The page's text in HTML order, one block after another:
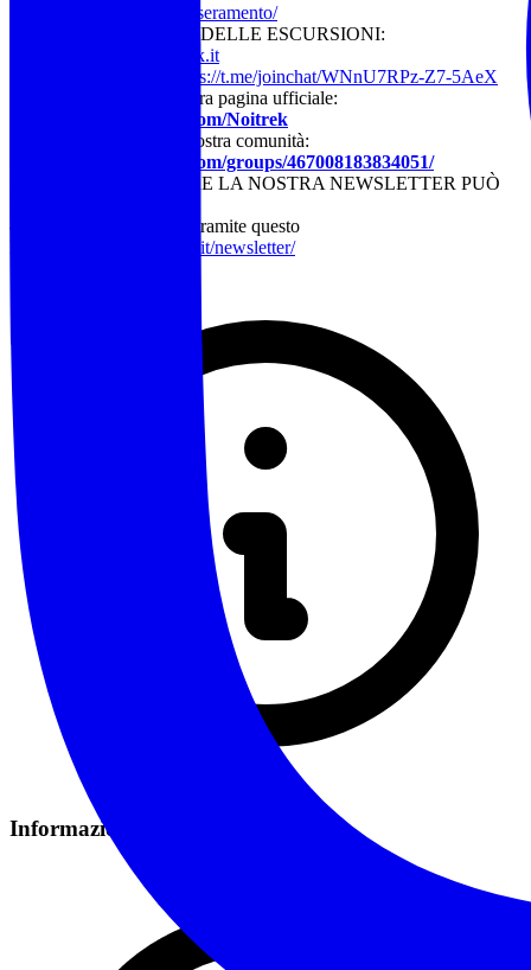
https://www.noitrek.it/tesseramento/
ELENCO COMPLETO DELLE ESCURSIONI:
www.noitrek.it
https://t.me/joinchat/WNnU7RPz-Z7-5AeX
Metti “mi piace” alla nostra pagina ufficiale:
https://www.facebook.com/Noitrek
Iscriviti al gruppo della nostra comunità:
https://www.facebook.com/groups/467008183834051/
CHI VUOLE RICEVERE LA NOSTRA NEWSLETTER PUÒ
– Alla nostra mailing list tramite questo
link:
https://www.noitrek.it/newsletter/
Informazioni sui Costi